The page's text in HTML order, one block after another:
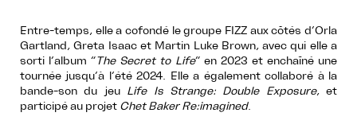
Entre-temps, elle a cofondé le groupe FIZZ aux côtés d’Orla
Gartland, Greta Isaac et Martin Luke Brown, avec qui elle a
sorti l’album “The Secret to Life” en 2023 et enchaîné une
tournée jusqu’à l’été 2024. Elle a également collaboré à la
bande-son du jeu Life Is Strange: Double Exposure, et
participé au projet Chet Baker Re:imagined.